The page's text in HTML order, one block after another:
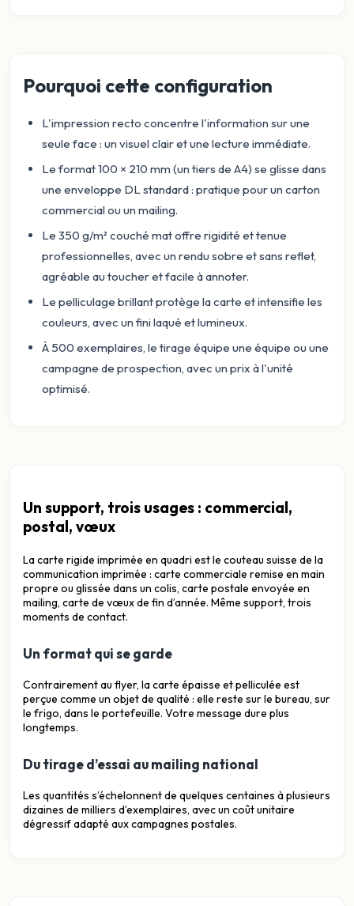
Pourquoi cette configuration
L'impression recto concentre l'information sur une
seule face : un visuel clair et une lecture immédiate.
Le format 100 × 210 mm (un tiers de A4) se glisse dans
une enveloppe DL standard : pratique pour un carton
commercial ou un mailing.
Le 350 g/m² couché mat offre rigidité et tenue
professionnelles, avec un rendu sobre et sans reflet,
agréable au toucher et facile à annoter.
Le pelliculage brillant protège la carte et intensifie les
couleurs, avec un fini laqué et lumineux.
À 500 exemplaires, le tirage équipe une équipe ou une
campagne de prospection, avec un prix à l'unité
optimisé.
Un support, trois usages : commercial,
postal, vœux
La carte rigide imprimée en quadri est le couteau suisse de la
communication imprimée : carte commerciale remise en main
propre ou glissée dans un colis, carte postale envoyée en
mailing, carte de vœux de fin d’année. Même support, trois
moments de contact.
Un format qui se garde
Contrairement au flyer, la carte épaisse et pelliculée est
perçue comme un objet de qualité : elle reste sur le bureau, sur
le frigo, dans le portefeuille. Votre message dure plus
longtemps.
Du tirage d’essai au mailing national
Les quantités s’échelonnent de quelques centaines à plusieurs
dizaines de milliers d’exemplaires, avec un coût unitaire
dégressif adapté aux campagnes postales.